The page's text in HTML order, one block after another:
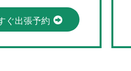
ぐ出張予約